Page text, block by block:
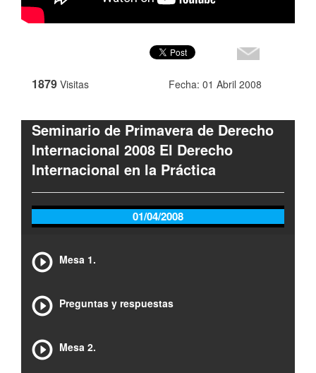
1879 Visitas Fecha: 01 Abril 2008
Seminario de Primavera de Derecho
Internacional 2008 El Derecho
Internacional en la Práctica
01/04/2008
Mesa 1.
Preguntas y respuestas
Mesa 2.